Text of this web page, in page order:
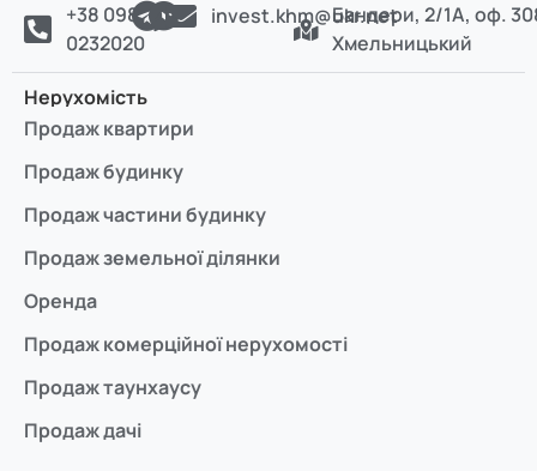
+38 098
0232020
invest.khm@ukr.netБандери, 2/1А, оф.
Хмельницький
Нерухомість
Продаж квартири
Продаж будинку
Продаж частини будинку
Продаж земельної ділянки
Оренда
Продаж комерційної нерухомості
Продаж таунхаусу
Продаж дачі